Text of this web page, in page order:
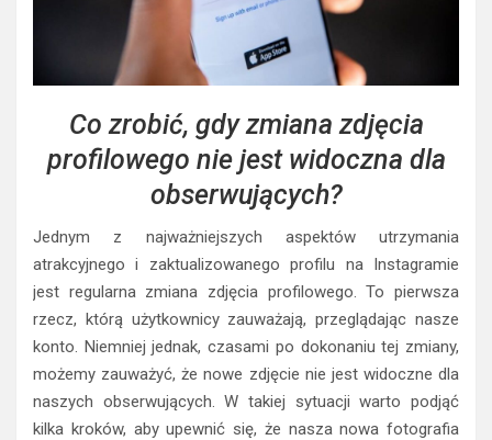
Co zrobić, gdy zmiana zdjęcia
profilowego nie jest widoczna dla
obserwujących?
Jednym z najważniejszych aspektów utrzymania
atrakcyjnego i zaktualizowanego profilu na Instagramie
jest regularna zmiana zdjęcia profilowego. To pierwsza
rzecz, którą użytkownicy zauważają, przeglądając nasze
konto. Niemniej jednak, czasami po dokonaniu tej zmiany,
możemy zauważyć, że nowe zdjęcie nie jest widoczne dla
naszych obserwujących. W takiej sytuacji warto podjąć
kilka kroków, aby upewnić się, że nasza nowa fotografia